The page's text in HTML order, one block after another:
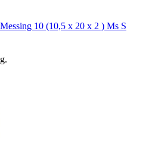
10 (10,5 x 20 x 2 ) Ms S